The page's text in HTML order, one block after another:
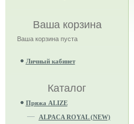
Ваша корзина
Ваша корзина пуста
Личный кабинет
Каталог
Пряжа ALIZE
ALPACA ROYAL (NEW)